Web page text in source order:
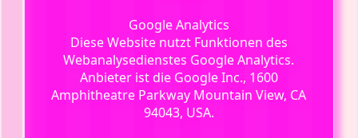
Google Analytics
Diese Website nutzt Funktionen des
Webanalysedienstes Google Analytics.
Anbieter ist die Google Inc., 1600
Amphitheatre Parkway Mountain View, CA
94043, USA.